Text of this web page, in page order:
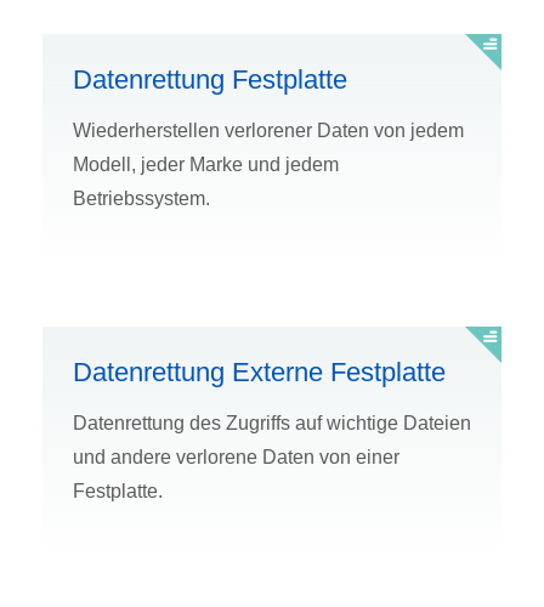
Datenrettung Festplatte
Wiederherstellen verlorener Daten von jedem
Modell, jeder Marke und jedem
Betriebssystem.
Datenrettung Externe Festplatte
Datenrettung des Zugriffs auf wichtige Dateien
und andere verlorene Daten von einer
Festplatte.